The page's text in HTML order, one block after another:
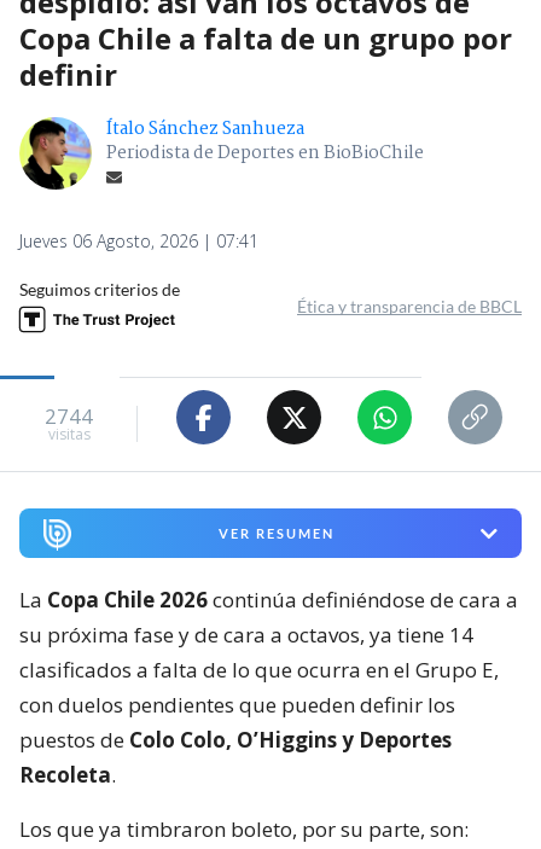
Copa Chile a falta de un grupo por
definir
Ítalo Sánchez Sanhueza
Periodista de Deportes en BioBioChile
Jueves 06 Agosto, 2026 | 07:41
Seguimos criterios de
Ética y transparencia de BBCL
2744
visitas
VER RESUMEN
La Copa Chile 2026continúa definiéndose de cara a
su próxima fase y de cara a octavos, ya tiene 14
clasificados a falta de lo que ocurra en el Grupo E,
con duelos pendientes que pueden definir los
puestos de Colo Colo, O’Higgins y Deportes
Recoleta.
Los que ya timbraron boleto, por su parte, son: